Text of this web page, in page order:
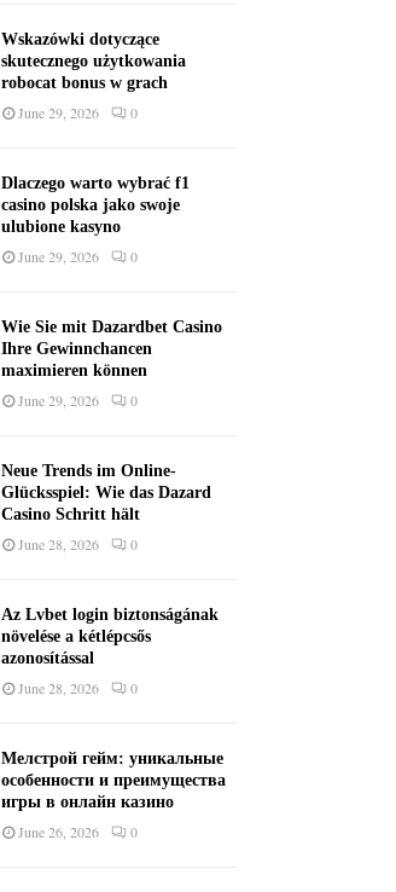
Wskazówki dotyczące
skutecznego użytkowania
robocat bonus w grach
June 29, 2026 0
Dlaczego warto wybrać f1
casino polska jako swoje
ulubione kasyno
June 29, 2026 0
Wie Sie mit Dazardbet Casino
Ihre Gewinnchancen
maximieren können
June 29, 2026 0
Neue Trends im Online-
Glücksspiel: Wie das Dazard
Casino Schritt hält
June 28, 2026 0
Az Lvbet login biztonságának
növelése a kétlépcsős
azonosítással
June 28, 2026 0
Мелстрой гейм: уникальные
особенности и преимущества
игры в онлайн казино
June 26, 2026 0